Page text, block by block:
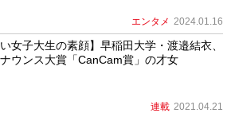
エンタメ 2024.01.16
い女子大生の素顔】早稲田大学・渡邉結衣、
ウンス大賞「CanCam賞」の才女
連載 2021.04.21